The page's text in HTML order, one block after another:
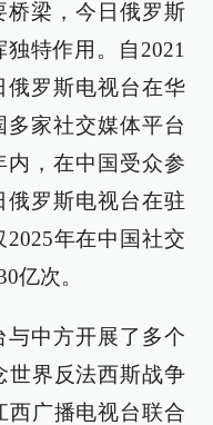
桥梁，今日俄罗斯
特作用。自2021
俄罗斯电视台在华
家社交媒体平台
内，在中国受众参
俄罗斯电视台在驻
年在中国社交
亿次。
与中方开展了多个
世界反法西斯战争
西广播电视台联合